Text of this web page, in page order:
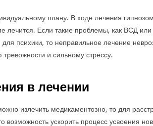
плану. В ходе лечения
лечится. Если такие проблемы, как ВСД
психики, то неправильное лечение
и сильному стрессу.
в лечении
излечить медикаментозно, то для
возможность ускорить процесс усвоения